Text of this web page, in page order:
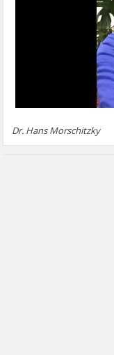
Dr. Hans Morschitzky